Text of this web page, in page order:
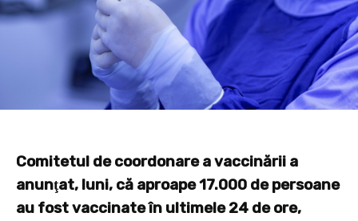
Comitetul de coordonare a vaccinării a
anunţat, luni, că aproape 17.000 de persoane
au fost vaccinate în ultimele 24 de ore,